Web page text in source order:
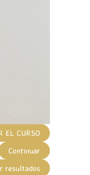
EL CURSO
Continuar
resultados